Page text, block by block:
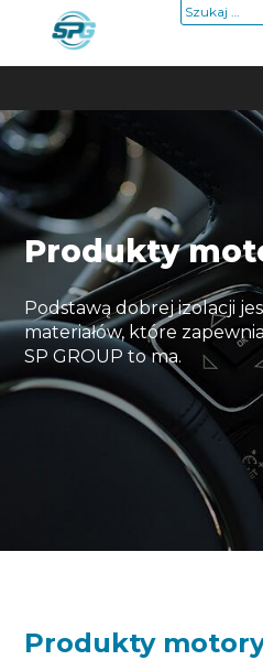
Skip
to
Szukaj:
Produkty
Podstawą dobrej izolacji
materiałów, które
SP GROUP to ma.
Produkty